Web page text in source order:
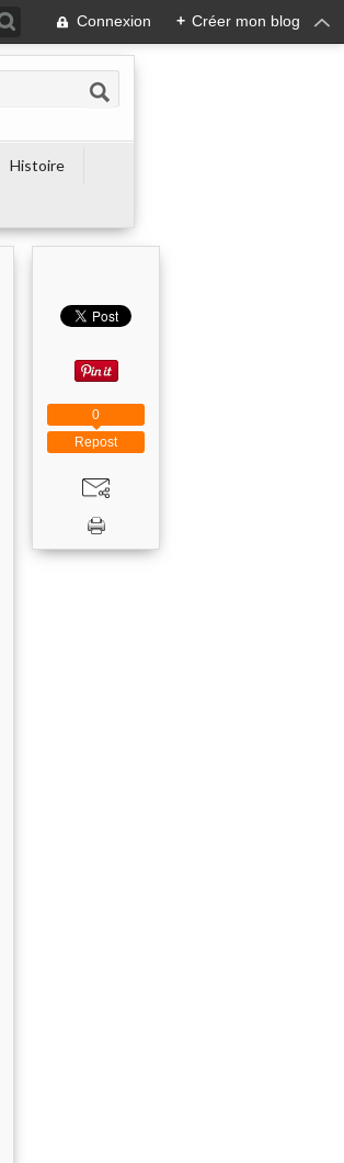
Connexion + Créer mon blog
Histoire
Repost
0